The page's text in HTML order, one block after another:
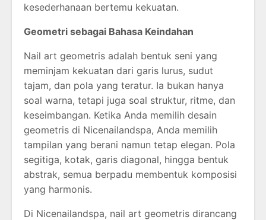
kesederhanaan bertemu kekuatan.
Geometri sebagai Bahasa Keindahan
Nail art geometris adalah bentuk seni yang
meminjam kekuatan dari garis lurus, sudut
tajam, dan pola yang teratur. Ia bukan hanya
soal warna, tetapi juga soal struktur, ritme, dan
keseimbangan. Ketika Anda memilih desain
geometris di Nicenailandspa, Anda memilih
tampilan yang berani namun tetap elegan. Pola
segitiga, kotak, garis diagonal, hingga bentuk
abstrak, semua berpadu membentuk komposisi
yang harmonis.
Di Nicenailandspa, nail art geometris dirancang